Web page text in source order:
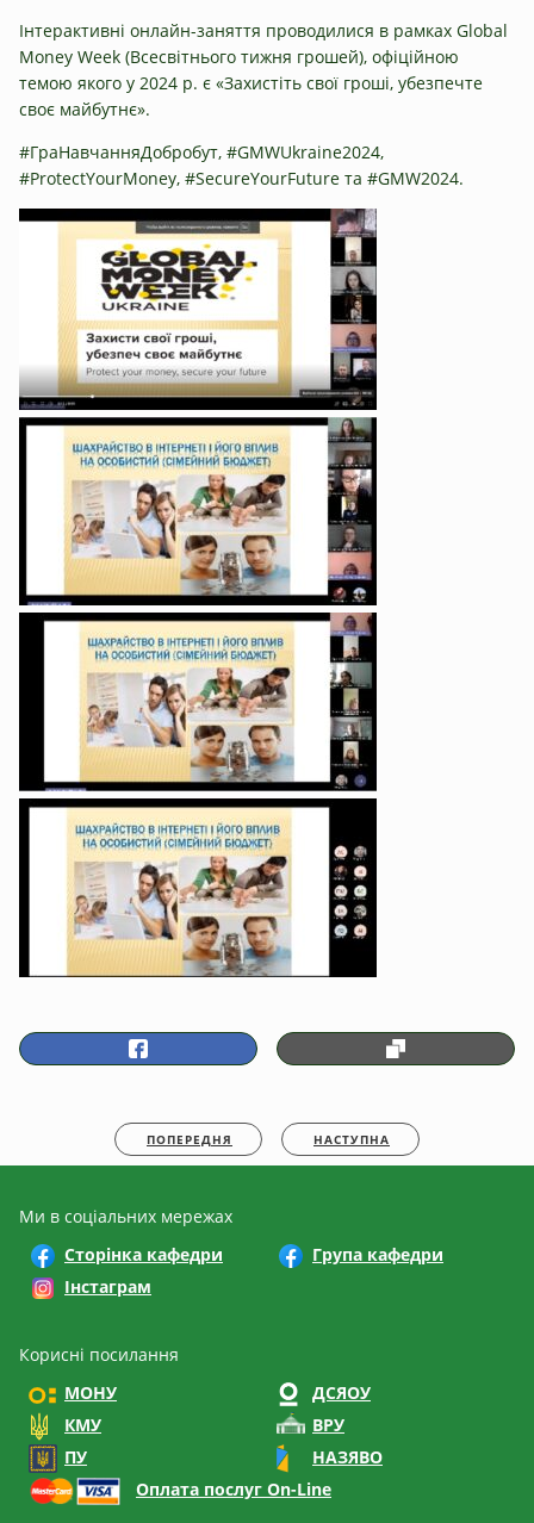
Інтерактивні онлайн-заняття проводилися в рамках Global
Money Week (Всесвітнього тижня грошей), офіційною
темою якого у 2024 р. є «Захистіть свої гроші, убезпечте
своє майбутнє».
#ГраНавчанняДобробут, #GMWUkraine2024,
#ProtectYourMoney, #SecureYourFuture та #GMW2024.
ПОПЕРЕДНЯ НАСТУПНА
Ми в соціальних мережах
Сторінка кафедри
Група кафедри
Інстаграм
Корисні посилання
МОНУ
ДСЯОУ
КМУ
ВРУ
ПУ
НАЗЯВО
Оплата послуг On-Line